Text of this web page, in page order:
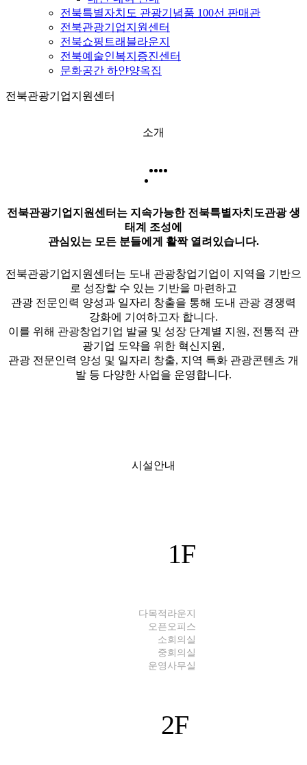
전북특별자치도 관광기념품 100선 판매관
전북관광기업지원센터
전북쇼핑트래블라운지
전북예술인복지증진센터
문화공간 하얀양옥집
전북관광기업지원센터
소개
전북관광기업지원센터는 지속가능한 전북특별자치도관광 생
태계 조성에
관심있는 모든 분들에게 활짝 열려있습니다.
전북관광기업지원센터는 도내 관광창업기업이 지역을 기반으
로 성장할 수 있는 기반을 마련하고
관광 전문인력 양성과 일자리 창출을 통해 도내 관광 경쟁력
강화에 기여하고자 합니다.
이를 위해 관광창업기업 발굴 및 성장 단계별 지원, 전통적 관
광기업 도약을 위한 혁신지원,
관광 전문인력 양성 및 일자리 창출, 지역 특화 관광콘텐츠 개
발 등 다양한 사업을 운영합니다.
시설안내
1F
다목적라운지
오픈오피스
소회의실
중회의실
운영사무실
2F